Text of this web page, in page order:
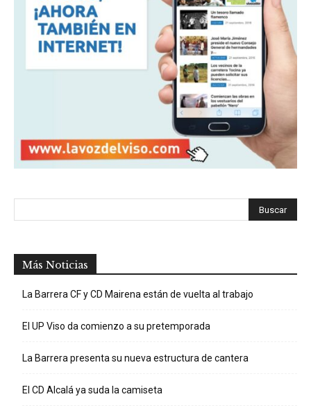
Más Noticias
La Barrera CF y CD Mairena están de vuelta al trabajo
El UP Viso da comienzo a su pretemporada
La Barrera presenta su nueva estructura de cantera
El CD Alcalá ya suda la camiseta